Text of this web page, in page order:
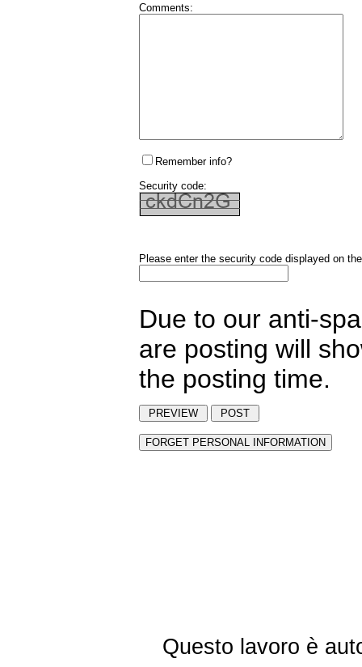
Comments:
Remember info?
Security code:
Please enter the security code displayed on
Due to our anti-
are posting will
the posting time.
Questo lavoro è